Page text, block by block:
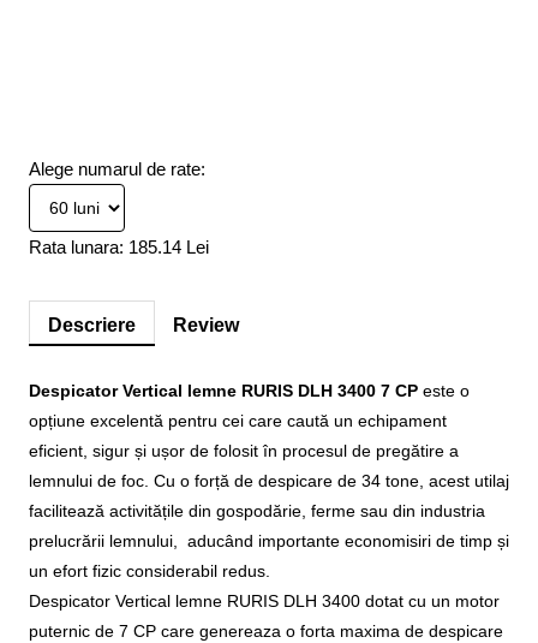
Alege numarul de rate:
Rata lunara: 185.14 Lei
Descriere Review
Despicator Vertical lemne RURIS DLH 3400 7 CP este o
opțiune excelentă pentru cei care caută un echipament
eficient, sigur și ușor de folosit în procesul de pregătire a
lemnului de foc. Cu o forță de despicare de 34 tone, acest utilaj
facilitează activitățile din gospodărie, ferme sau din industria
prelucrării lemnului, aducând importante economisiri de timp și
un efort fizic considerabil redus.
Despicator Vertical lemne RURIS DLH 3400 dotat cu un motor
puternic de 7 CP care genereaza o forta maxima de despicare